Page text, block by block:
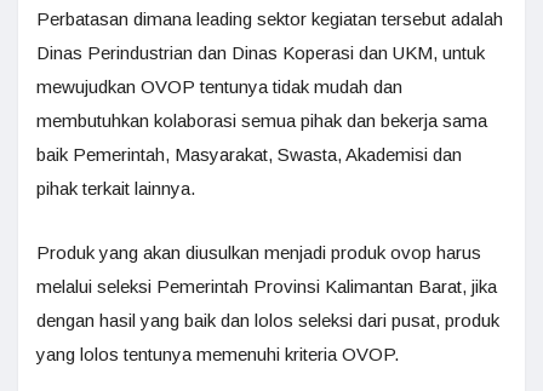
Perbatasan dimana leading sektor kegiatan tersebut adalah
Dinas Perindustrian dan Dinas Koperasi dan UKM, untuk
mewujudkan OVOP tentunya tidak mudah dan
membutuhkan kolaborasi semua pihak dan bekerja sama
baik Pemerintah, Masyarakat, Swasta, Akademisi dan
pihak terkait lainnya.
Produk yang akan diusulkan menjadi produk ovop harus
melalui seleksi Pemerintah Provinsi Kalimantan Barat, jika
dengan hasil yang baik dan lolos seleksi dari pusat, produk
yang lolos tentunya memenuhi kriteria OVOP.